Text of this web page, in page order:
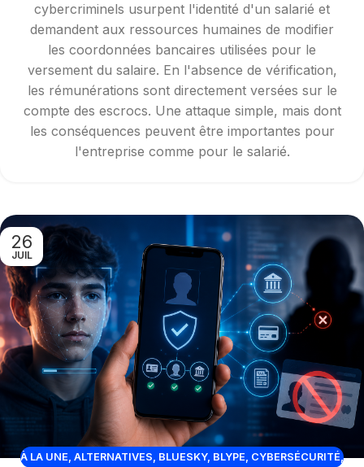
cybercriminels usurpent l'identité d'un salarié et
demandent aux ressources humaines de modifier
les coordonnées bancaires utilisées pour le
versement du salaire. En l'absence de vérification,
les rémunérations sont directement versées sur le
compte des escrocs. Une attaque simple, mais dont
les conséquences peuvent être importantes pour
l'entreprise comme pour le salarié.
26
JUIL
À LA UNE, ALTERNATIVES, BLUESKY, BLYPE, CYBERSÉCURITÉ,